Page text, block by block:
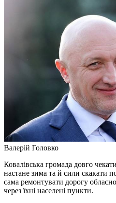
Валерій Головко
Ковалівська громада довго
настане зима та й сили скакати
сама ремонтувати дорогу
через їхні населені пункти.